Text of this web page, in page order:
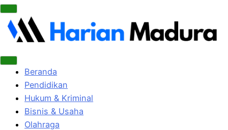
Beranda
Pendidikan
Hukum & Kriminal
Bisnis & Usaha
Olahraga